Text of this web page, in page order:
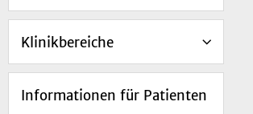
Klinikbereiche
Informationen für Patienten